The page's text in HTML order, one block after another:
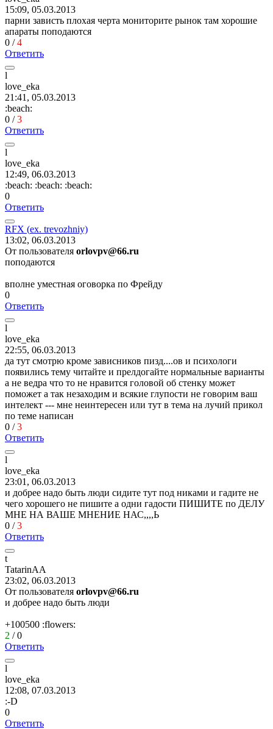
15:09, 05.03.2013
парни зависть плохая черта мониторите рынок там хорошие
апараты поподаются
0 /4
Ответить
l
love_eka
21:41, 05.03.2013
:beach:
0 /3
Ответить
l
love_eka
12:49, 06.03.2013
:beach: :beach: :beach:
0
Ответить
RFX (ех. trevozhniy)
13:02, 06.03.2013
От пользователя orlovpv@66.ru
поподаются
вполне уместная оговорка по Фрейду
0
Ответить
l
love_eka
22:55, 06.03.2013
да тут смотрю кроме зависников пизд....ов и психологи
появились тему читайте и прелдогайте нормальные варианты
а не ведра что то не нравится головой об стенку может
поможет а так незаходим и всякие глупости не говорим ваш
интелект --- мне неинтересен или тут в тема на лучий прикол
по теме написан
0 /3
Ответить
l
love_eka
23:01, 06.03.2013
и добрее надо быть люди сидите тут под никами и гадите не
чего хорошего не пишите а одни гадости ПИШИТЕ по ДЕЛУ
МНЕ НА ВАШЕ МНЕНИЕ НАС,,,,Ь
0 /3
Ответить
t
TatarinAA
23:02, 06.03.2013
От пользователя orlovpv@66.ru
и добрее надо быть люди
+100500 :flowers:
2 /0
Ответить
l
love_eka
12:08, 07.03.2013
:-D
0
Ответить